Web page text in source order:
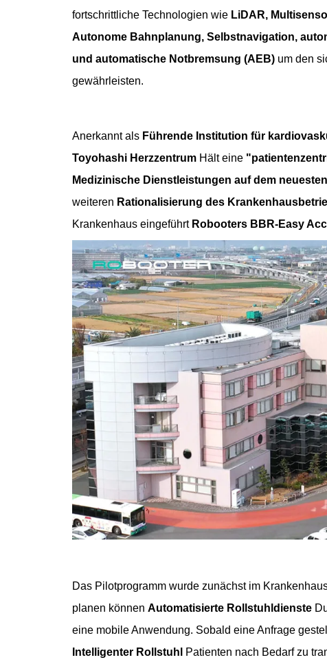
fortschrittliche Technologien wie LiDAR,
Autonome Bahnplanung, Selbstnavigation,
und automatische Notbremsung (AEB) um den
gewährleisten.
Anerkannt als Führende Institution für
Toyohashi Herzzentrum Hält eine
Medizinische Dienstleistungen auf dem
weiteren Rationalisierung des
Krankenhaus eingeführt Robooters BBR-Easy
Das Pilotprogramm wurde zunächst im
planen könnenAutomatisierte Rollstuhldienste
eine mobile Anwendung. Sobald eine Anfrage
Intelligenter Rollstuhl
Patienten nach Bedarf zu